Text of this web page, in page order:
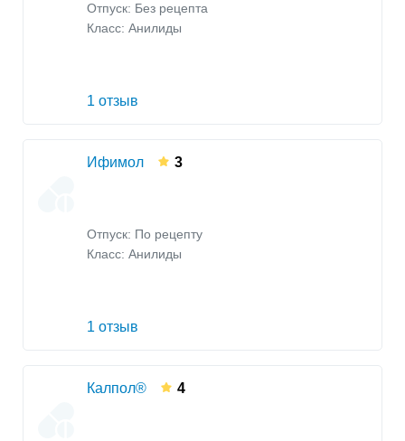
Отпуск: Без рецепта
Класс: Анилиды
1 отзыв
Ифимол 3
Отпуск: По рецепту
Класс: Анилиды
1 отзыв
Калпол® 4